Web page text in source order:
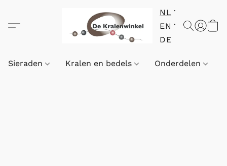
NL
EN
DE
Sieraden Kralen en bedels Onderdelen